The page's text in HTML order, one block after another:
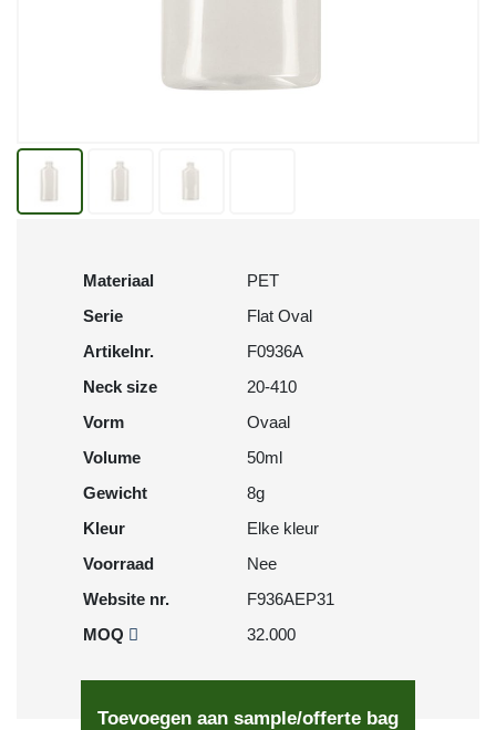
Materiaal
PET
Serie
Flat Oval
Artikelnr.
F0936A
Neck size
20-410
Vorm
Ovaal
Volume
50ml
Gewicht
8g
Kleur
Elke kleur
Voorraad
Nee
Website nr.
F936AEP31
MOQ
32.000
Toevoegen aan sample/offerte bag